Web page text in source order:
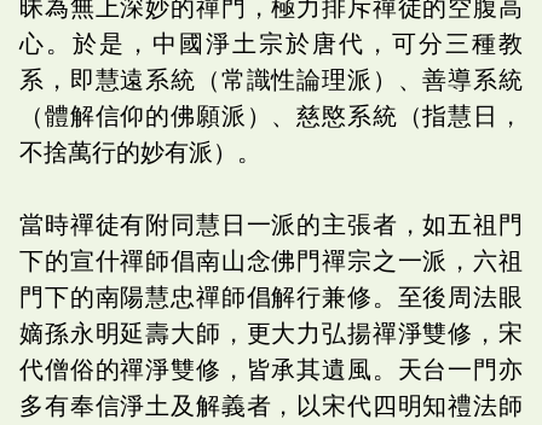
昧為無上深妙的禪門，極力排斥禪徒的空腹高
心。於是，中國淨土宗於唐代，可分三種教
系，即慧遠系統（常識性論理派）、善導系統
（體解信仰的佛願派）、慈愍系統（指慧日，
不捨萬行的妙有派）。
當時禪徒有附同慧日一派的主張者，如五祖門
下的宣什禪師倡南山念佛門禪宗之一派，六祖
門下的南陽慧忠禪師倡解行兼修。至後周法眼
嫡孫永明延壽大師，更大力弘揚禪淨雙修，宋
代僧俗的禪淨雙修，皆承其遺風。天台一門亦
多有奉信淨土及解義者，以宋代四明知禮法師